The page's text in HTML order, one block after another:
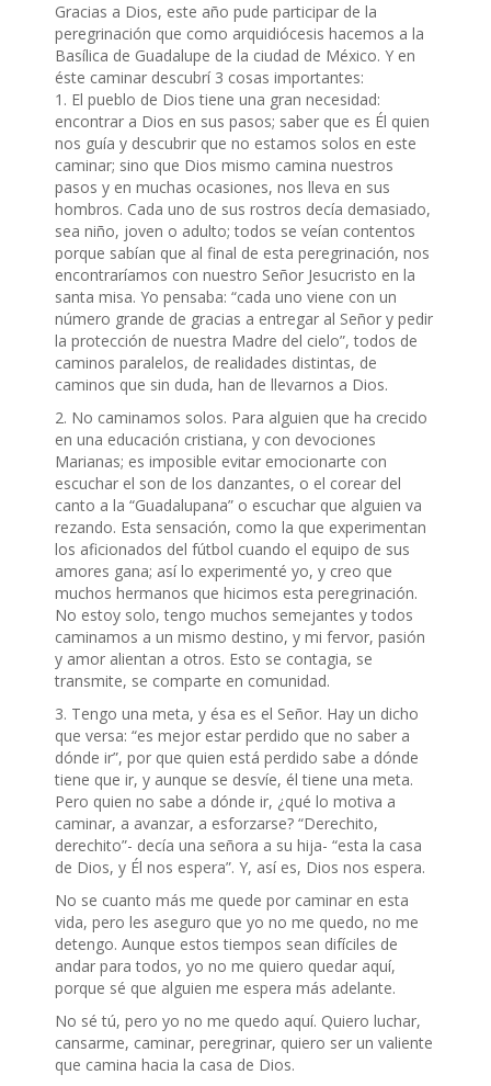
Gracias a Dios, este año pude participar de la
peregrinación que como arquidiócesis hacemos a la
Basílica de Guadalupe de la ciudad de México. Y en
éste caminar descubrí 3 cosas importantes:
1. El pueblo de Dios tiene una gran necesidad:
encontrar a Dios en sus pasos; saber que es Él quien
nos guía y descubrir que no estamos solos en este
caminar; sino que Dios mismo camina nuestros
pasos y en muchas ocasiones, nos lleva en sus
hombros. Cada uno de sus rostros decía demasiado,
sea niño, joven o adulto; todos se veían contentos
porque sabían que al final de esta peregrinación, nos
encontraríamos con nuestro Señor Jesucristo en la
santa misa. Yo pensaba: “cada uno viene con un
número grande de gracias a entregar al Señor y pedir
la protección de nuestra Madre del cielo”, todos de
caminos paralelos, de realidades distintas, de
caminos que sin duda, han de llevarnos a Dios.
2. No caminamos solos. Para alguien que ha crecido
en una educación cristiana, y con devociones
Marianas; es imposible evitar emocionarte con
escuchar el son de los danzantes, o el corear del
canto a la “Guadalupana” o escuchar que alguien va
rezando. Esta sensación, como la que experimentan
los aficionados del fútbol cuando el equipo de sus
amores gana; así lo experimenté yo, y creo que
muchos hermanos que hicimos esta peregrinación.
No estoy solo, tengo muchos semejantes y todos
caminamos a un mismo destino, y mi fervor, pasión
y amor alientan a otros. Esto se contagia, se
transmite, se comparte en comunidad.
3. Tengo una meta, y ésa es el Señor. Hay un dicho
que versa: “es mejor estar perdido que no saber a
dónde ir”, por que quien está perdido sabe a dónde
tiene que ir, y aunque se desvíe, él tiene una meta.
Pero quien no sabe a dónde ir, ¿qué lo motiva a
caminar, a avanzar, a esforzarse? “Derechito,
derechito”- decía una señora a su hija- “esta la casa
de Dios, y Él nos espera”. Y, así es, Dios nos espera.
No se cuanto más me quede por caminar en esta
vida, pero les aseguro que yo no me quedo, no me
detengo. Aunque estos tiempos sean difíciles de
andar para todos, yo no me quiero quedar aquí,
porque sé que alguien me espera más adelante.
No sé tú, pero yo no me quedo aquí. Quiero luchar,
cansarme, caminar, peregrinar, quiero ser un valiente
que camina hacia la casa de Dios.